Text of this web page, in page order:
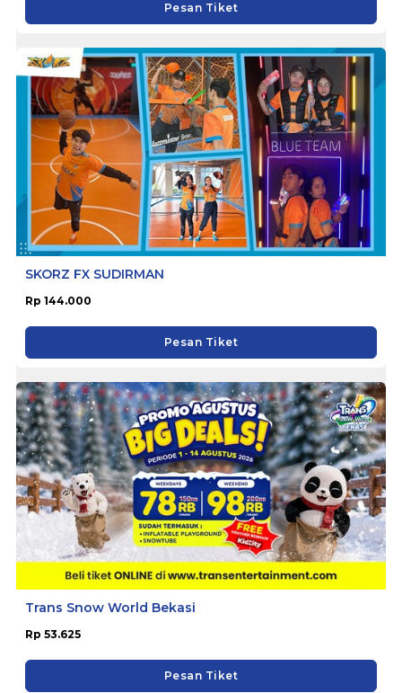
Pesan Tiket
SKORZ FX SUDIRMAN
Rp 144.000
Pesan Tiket
Trans Snow World Bekasi
Rp 53.625
Pesan Tiket